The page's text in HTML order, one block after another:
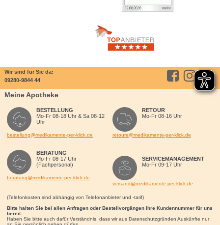
Wir sind für Sie da:
09280-9844 44
Meine Apotheke
BESTELLUNG
Mo-Fr 08-18 Uhr & Sa 08-12
Uhr
bestellung@medikamente-per-klick.de
BERATUNG
Mo-Fr 08-17 Uhr
(Fachpersonal)
beratung@medikamente-per-klick.de
RETOUR
Mo-Fr 08-16 Uhr
retoure@medikamente-per-klick.de
SERVICEMANAGEMENT
Mo-Fr 09-17 Uhr
versand@medikamente-per-klick.de
(Telefonkosten sind abhängig von Telefonanbieter und -tarif)
Bitte halten Sie bei allen Anfragen oder Bestellvorgängen Ihre Kundennummer für uns
bereit.
Haben Sie bitte auch dafür Verständnis, dass wir aus Datenschutzgründen Auskünfte nur